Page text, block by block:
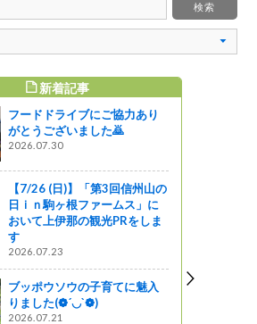
新着記事
フードドライブにご協力あり
がとうございました🙇
2026.07.30
【7/26 (日)】「第3回信州山の
日ｉｎ駒ヶ根ファームス」に
おいて上伊那の観光PRをしま
す
2026.07.23
ブッポウソウの子育てに魅入
りました(❁´◡`❁)
2026.07.21